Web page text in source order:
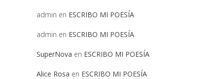
admin en ESCRIBO MI POESÍA
admin en ESCRIBO MI POESÍA
SuperNova en ESCRIBO MI POESÍA
Alice Rosa en ESCRIBO MI POESÍA